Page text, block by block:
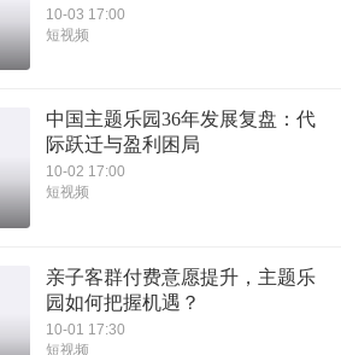
10-03 17:00
短视频
中国主题乐园36年发展复盘：代
际跃迁与盈利困局
10-02 17:00
短视频
亲子客群付费意愿提升，主题乐
园如何把握机遇？
10-01 17:30
短视频